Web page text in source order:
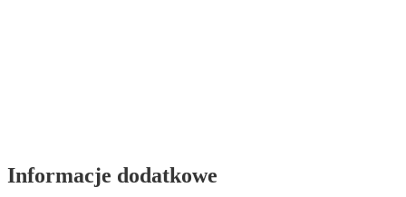
Informacje dodatkowe